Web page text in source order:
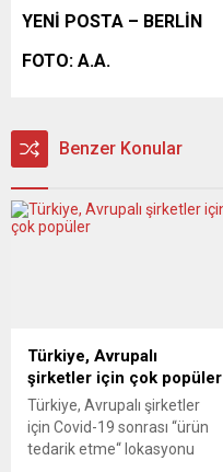
YENİ POSTA – BERLİN
FOTO: A.A.
Benzer Konular
Türkiye, Avrupalı
şirketler için çok popüler
Türkiye, Avrupalı şirketler
için Covid-19 sonrası “ürün
tedarik etme“ lokasyonu